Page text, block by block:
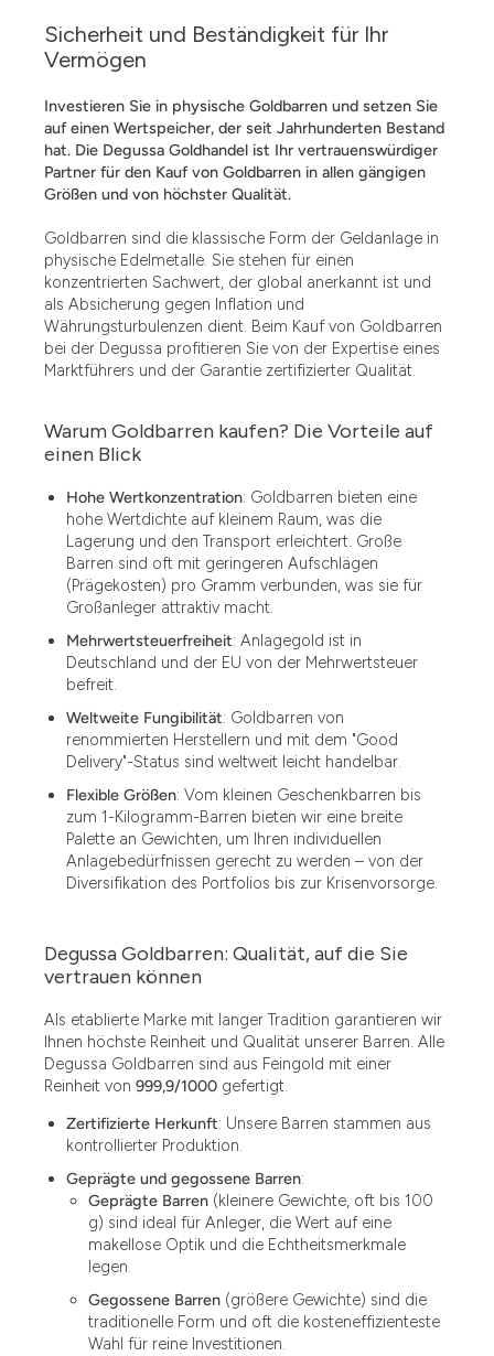
Sicherheit und Beständigkeit für Ihr
Vermögen
Investieren Sie in physische Goldbarren und setzen Sie
auf einen Wertspeicher, der seit Jahrhunderten Bestand
hat. Die Degussa Goldhandel ist Ihr vertrauenswürdiger
Partner für den Kauf von Goldbarren in allen gängigen
Größen und von höchster Qualität.
Goldbarren sind die klassische Form der Geldanlage in
physische Edelmetalle. Sie stehen für einen
konzentrierten Sachwert, der global anerkannt ist und
als Absicherung gegen Inflation und
Währungsturbulenzen dient. Beim Kauf von Goldbarren
bei der Degussa profitieren Sie von der Expertise eines
Marktführers und der Garantie zertifizierter Qualität.
Warum Goldbarren kaufen? Die Vorteile auf
einen Blick
Hohe Wertkonzentration: Goldbarren bieten eine
hohe Wertdichte auf kleinem Raum, was die
Lagerung und den Transport erleichtert. Große
Barren sind oft mit geringeren Aufschlägen
(Prägekosten) pro Gramm verbunden, was sie für
Großanleger attraktiv macht.
Mehrwertsteuerfreiheit: Anlagegold ist in
Deutschland und der EU von der Mehrwertsteuer
befreit.
Weltweite Fungibilität: Goldbarren von
renommierten Herstellern und mit dem "Good
Delivery"-Status sind weltweit leicht handelbar.
Flexible Größen: Vom kleinen Geschenkbarren bis
zum 1-Kilogramm-Barren bieten wir eine breite
Palette an Gewichten, um Ihren individuellen
Anlagebedürfnissen gerecht zu werden – von der
Diversifikation des Portfolios bis zur Krisenvorsorge.
Degussa Goldbarren: Qualität, auf die Sie
vertrauen können
Als etablierte Marke mit langer Tradition garantieren wir
Ihnen höchste Reinheit und Qualität unserer Barren. Alle
Degussa Goldbarren sind aus Feingold mit einer
Reinheit von 999,9/1000 gefertigt.
Zertifizierte Herkunft: Unsere Barren stammen aus
kontrollierter Produktion.
Geprägte und gegossene Barren:
Geprägte Barren (kleinere Gewichte, oft bis 100
g) sind ideal für Anleger, die Wert auf eine
makellose Optik und die Echtheitsmerkmale
legen.
Gegossene Barren (größere Gewichte) sind die
traditionelle Form und oft die kosteneffizienteste
Wahl für reine Investitionen.